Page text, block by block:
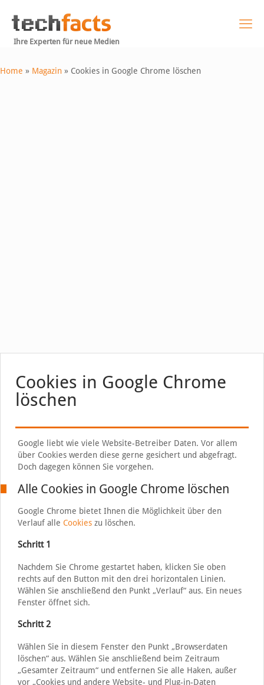
Ihre Experten für neue Medien
Home » Magazin » Cookies in Google Chrome löschen
Cookies in Google Chrome
löschen
Google liebt wie viele Website-Betreiber Daten. Vor allem
über Cookies werden diese gerne gesichert und abgefragt.
Doch dagegen können Sie vorgehen.
Alle Cookies in Google Chrome löschen
Google Chrome bietet Ihnen die Möglichkeit über den
Verlauf alle Cookieszu löschen.
Schritt 1
Nachdem Sie Chrome gestartet haben, klicken Sie oben
rechts auf den Button mit den drei horizontalen Linien.
Wählen Sie anschließend den Punkt „Verlauf“ aus. Ein neues
Fenster öffnet sich.
Schritt 2
Wählen Sie in diesem Fenster den Punkt „Browserdaten
löschen“ aus. Wählen Sie anschließend beim Zeitraum
„Gesamter Zeitraum“ und entfernen Sie alle Haken, außer
vor „Cookies und andere Website- und Plug-in-Daten